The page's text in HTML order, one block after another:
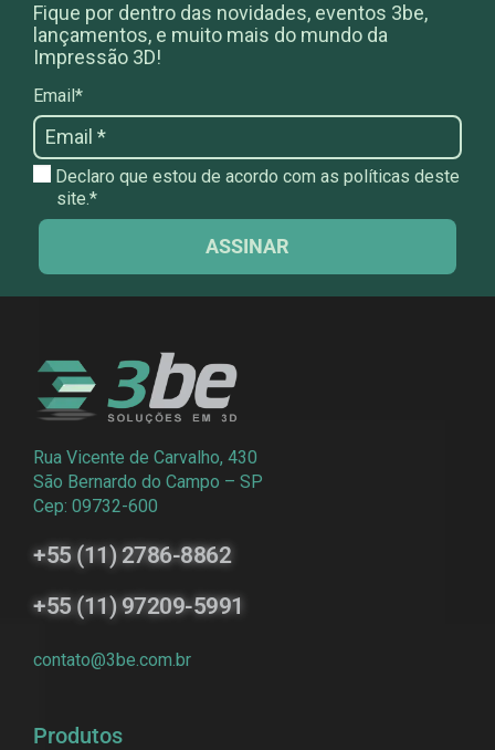
Fique por dentro das novidades, eventos 3be,
lançamentos, e muito mais do mundo da
Impressão 3D!
Email*
Declaro que estou de acordo com as políticas deste
site.*
ASSINAR
Rua Vicente de Carvalho, 430
São Bernardo do Campo – SP
Cep: 09732-600
+55 (11) 2786-8862
+55 (11) 97209-5991
contato@3be.com.br
Produtos